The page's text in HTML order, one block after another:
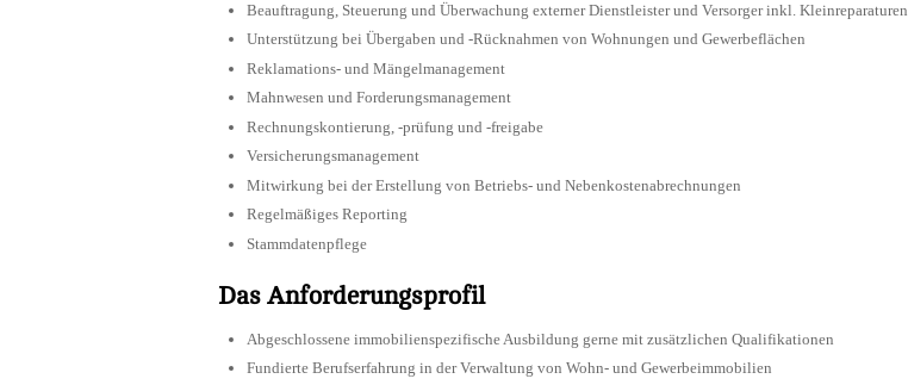
Beauftragung, Steuerung und Überwachung externer Dienstleister und Versorger inkl. Kleinreparaturen
Unterstützung bei Übergaben und -Rücknahmen von Wohnungen und Gewerbeflächen
Reklamations- und Mängelmanagement
Mahnwesen und Forderungsmanagement
Rechnungskontierung, -prüfung und -freigabe
Versicherungsmanagement
Mitwirkung bei der Erstellung von Betriebs- und Nebenkostenabrechnungen
Regelmäßiges Reporting
Stammdatenpflege
Das Anforderungsprofil
Abgeschlossene immobilienspezifische Ausbildung gerne mit zusätzlichen Qualifikationen
Fundierte Berufserfahrung in der Verwaltung von Wohn- und Gewerbeimmobilien